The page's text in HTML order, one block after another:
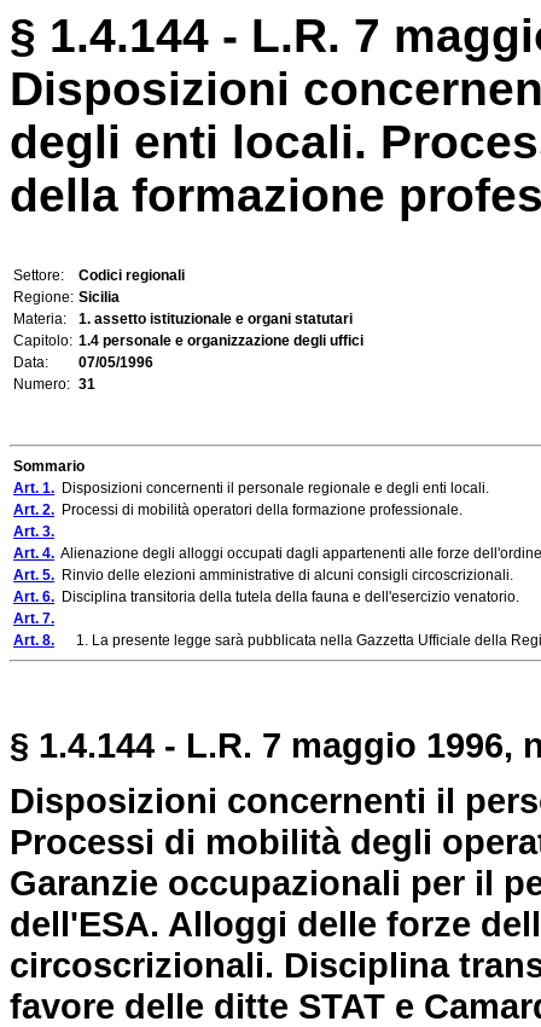
§ 1.4.144 - L.R. 7
Disposizioni
degli enti locali.
della formazione
Settore:
Codici regionali
Regione: Sicilia
Materia:
1. assetto istituzionale e organi statutari
Capitolo: 1.4 personale e organizzazione degli uffici
Data:
07/05/1996
Numero: 31
Sommario
Art. 1. Disposizioni concernenti il personale regionale e degli enti locali.
Art. 2. Processi di mobilità operatori della formazione professionale.
Art. 3.
Art. 4. Alienazione degli alloggi occupati dagli appartenenti alle forze
Art. 5. Rinvio delle elezioni amministrative di alcuni consigli circoscrizionali.
Art. 6. Disciplina transitoria della tutela della fauna e dell'esercizio venatorio.
Art. 7.
Art. 8. 1. La presente legge sarà pubblicata nella Gazzetta Ufficiale della
§ 1.4.144 - L.R. 7 maggio 1996,
Disposizioni concernenti il
Processi di mobilità degli
Garanzie occupazionali per il
dell'ESA. Alloggi delle forze
circoscrizionali. Disciplina
favore delle ditte STAT e